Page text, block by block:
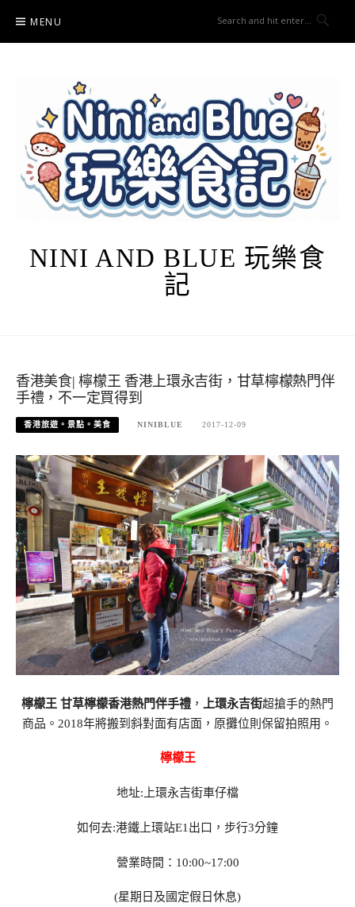
content
MENU
NINI AND BLUE 玩樂食
記
香港美食| 檸檬王 香港上環永吉街，甘草檸檬熱門伴
手禮，不一定買得到
香港旅遊。景點。美食 NINIBLUE 2017-12-09
檸檬王 甘草檸檬香港熱門伴手禮 ， 上環永吉街超搶手的熱門
商品。2018年將搬到斜對面有店面，原攤位則保留拍照用。
檸檬王
地址: 上環永吉街車仔檔
如何去:港鐵上環站E1 出口，步行3分鐘
營業時間： 10:00~17:00
(星期日及國定假日休息)